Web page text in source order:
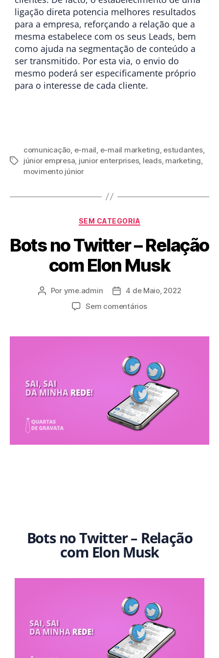
ligação direta potencia melhores resultados
para a empresa, reforçando a relação que a
mesma estabelece com os seus Leads, bem
como ajuda na segmentação de conteúdo a
ser transmitido. Por esta via, o envio do
mesmo poderá ser especificamente próprio
para o interesse de cada cliente.
comunicação, e-mail, e-mail marketing, estudantes,
júnior empresa, junior enterprises, leads, marketing,
movimento júnior
SEM CATEGORIA
Bots no Twitter – Relação
com Elon Musk
Por yme.admin
4 de Maio, 2022
Sem comentários
Bots no Twitter – Relação
com Elon Musk